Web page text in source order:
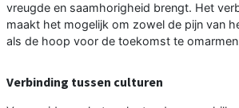
vreugde en saamhorigheid brengt. Het
maakt het mogelijk om zowel de pijn van
als de hoop voor de toekomst te
Verbinding tussen culturen